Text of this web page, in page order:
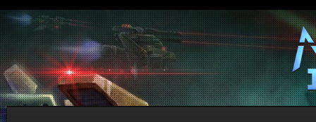
Sketchbook5, 스케치북5